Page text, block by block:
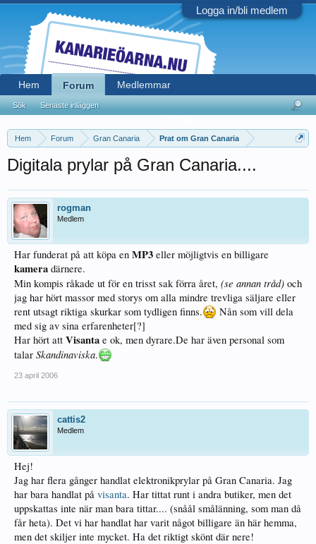
Logga in/bli medlem
Hem Forum Gran Canaria Prat om Gran Canaria
Digitala prylar på Gran Canaria....
rogman
Medlem
Har funderat på att köpa en MP3 eller möjligtvis en billigare
kamera därnere.
Min kompis råkade ut för en trisst sak förra året, (se annan tråd) och
jag har hört massor med storys om alla mindre trevliga säljare eller
rent utsagt riktiga skurkar som tydligen finns.
Nån som vill dela
med sig av sina erfarenheter[?]
Har hört att Visanta e ok, men dyrare.De har även personal som
talar Skandinaviska.
23 april 2006
cattis2
Medlem
Hej!
Jag har flera gånger handlat elektronikprylar på Gran Canaria. Jag
har bara handlat på visanta. Har tittat runt i andra butiker, men det
uppskattas inte när man bara tittar.... (snåål smålänning, som man då
får heta). Det vi har handlat har varit något billigare än här hemma,
men det skiljer inte mycket. Ha det riktigt skönt där nere!
Hem Forum
Sök Senaste inläggen
Medlemmar